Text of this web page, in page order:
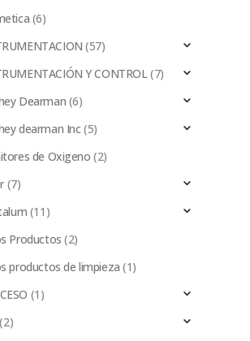
(6)
(57)
Y CONTROL(7)
Dearman (6)
dearman Inc (5)
de Oxigeno (2)
(7)
(11)
Productos (2)
productos de limpieza (1)
(1)
(2)